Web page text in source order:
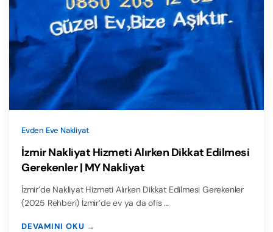
Evden Eve Nakliyat
İzmir Nakliyat Hizmeti Alırken Dikkat Edilmesi
Gerekenler | MY Nakliyat
İzmir’de Nakliyat Hizmeti Alırken Dikkat Edilmesi Gerekenler
(2025 Rehberi) İzmir’de ev ya da ofis …
DEVAMINI OKU →